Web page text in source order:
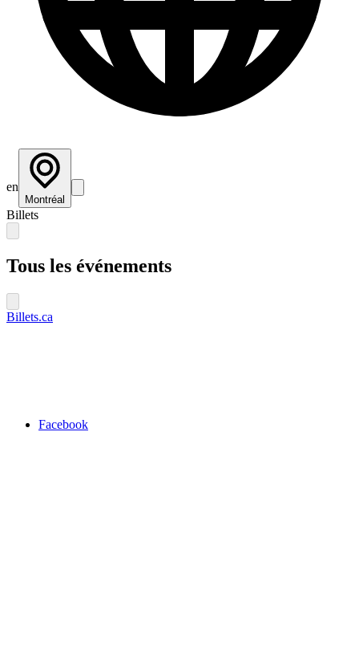
en
Montréal
Billets
Tous les événements
Billets.ca
Facebook